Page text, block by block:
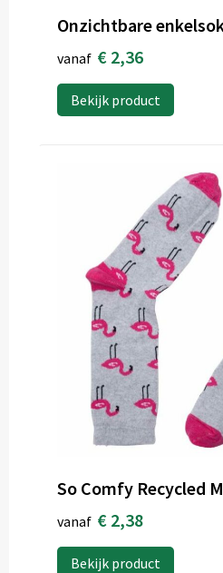
Onzichtbare
vanaf € 2,36
Bekijk product
So Comfy Recycled
vanaf € 2,38
Bekijk product